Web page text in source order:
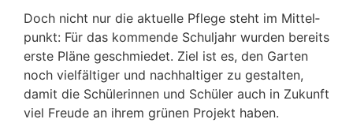
Doch nicht nur die aktu­elle Pflege steht im Mittel­
punkt: Für das kommende Schul­jahr wurden bereits
erste Pläne geschmiedet. Ziel ist es, den Garten
noch viel­fäl­tiger und nach­hal­tiger zu gestalten,
damit die Schü­le­rinnen und Schüler auch in Zukunft
viel Freude an ihrem grünen Projekt haben.